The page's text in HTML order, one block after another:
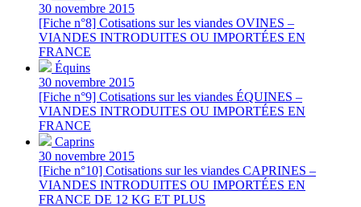
30 novembre 2015
[Fiche n°8] Cotisations sur les viandes OVINES –
VIANDES INTRODUITES OU IMPORTÉES EN
FRANCE
Équins
30 novembre 2015
[Fiche n°9] Cotisations sur les viandes ÉQUINES –
VIANDES INTRODUITES OU IMPORTÉES EN
FRANCE
Caprins
30 novembre 2015
[Fiche n°10] Cotisations sur les viandes CAPRINES –
VIANDES INTRODUITES OU IMPORTÉES EN
FRANCE DE 12 KG ET PLUS